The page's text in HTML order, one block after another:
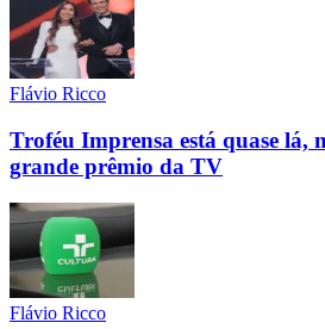
Flávio Ricco
Troféu Imprensa está quase lá,
grande prêmio da TV
Flávio Ricco